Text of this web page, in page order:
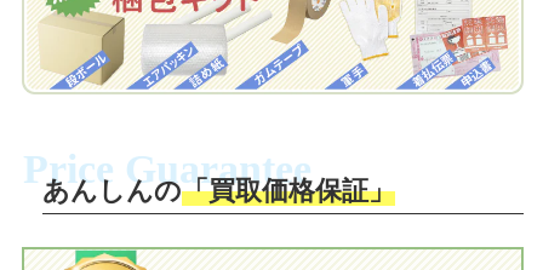
自宅でおもちゃを発送・梱包
梱包キットに同封する発送ガイドの手順
送。当店へ無料で発送いただけます。
入金完了
自宅でおもちゃを発送・梱包
ださい。お電話にて集荷依頼を行い発
送。当店へ無料で発送いただけます。
Price Guarantee
あんしんの「買取価格保証」